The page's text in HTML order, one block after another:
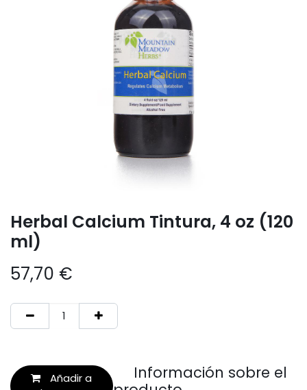
Herbal Calcium Tintura, 4 oz (120
ml)
57,70 €
Añadir a
Información sobre el